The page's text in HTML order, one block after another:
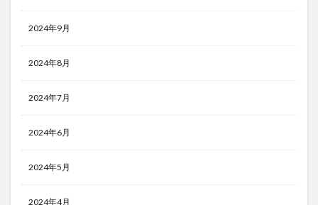
2024年9月
2024年8月
2024年7月
2024年6月
2024年5月
2024年4月